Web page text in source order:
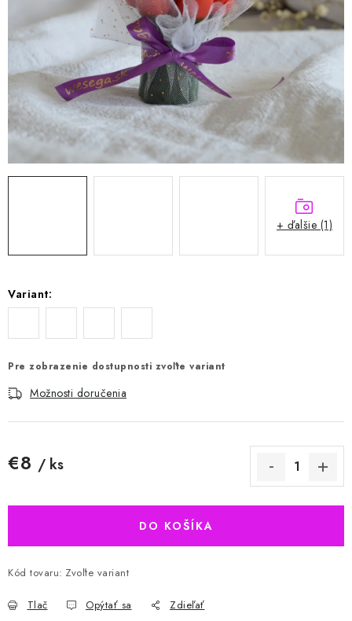
BLOG
Obchodné podmienky
Podmienky ochrany osobných údajov
Moja objednávka
Variant:
Pre zobrazenie dostupnosti zvoľte variant
Možnosti doručenia
€8 / ks
DO KOŠÍKA
Kód tovaru: Zvoľte variant
Tlač Opýtať sa Zdieľať
+ ďalšie (1)